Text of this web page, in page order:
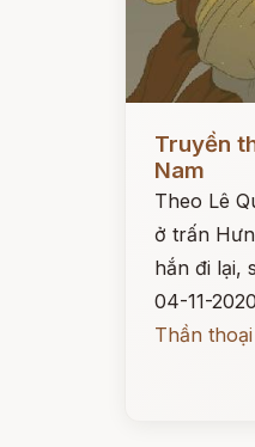
Đọc ngay
Truyền
Nam
Theo Lê
ở trấn
hắn đi lại,
04-11-2020
Thần